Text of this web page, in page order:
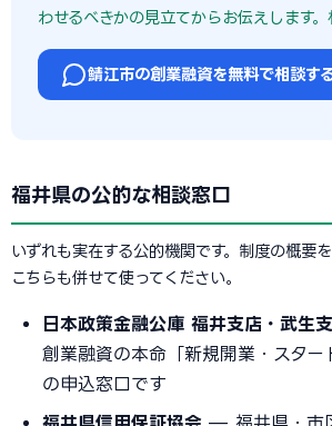
わせるべきかの見立てからお伝えします。
鯖江市の創業融資を無料で相談す
福井県の公的な相談窓口
いずれも実在する公的機関です。制度の概要
こちらも併せて使ってください。
日本政策金融公庫 福井支店・武生
創業融資の本命「新規開業・スター
の申込窓口です